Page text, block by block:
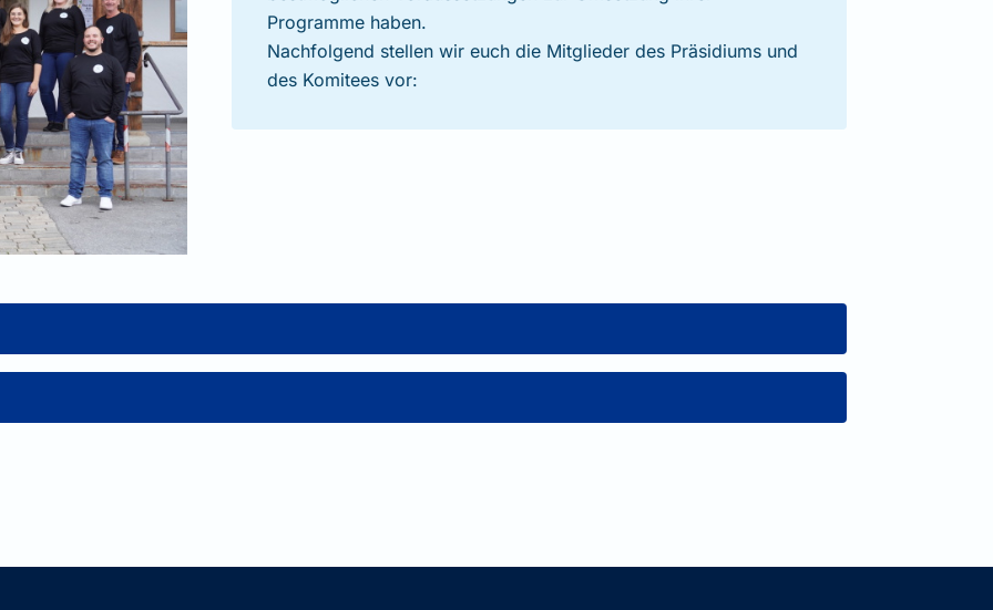
Programme haben.
Nachfolgend stellen wir euch die Mitglieder des Präsidiums und
des Komitees vor: